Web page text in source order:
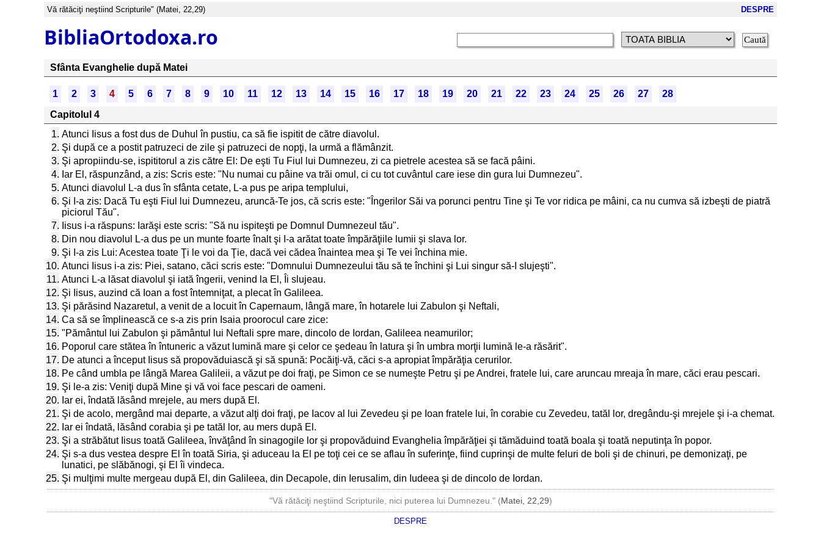
Vă rătăciţi neştiind Scripturile" (Matei, 22,29) DESPRE
BibliaOrtodoxa.ro
Sfânta Evanghelie după Matei
1 2 3 4 5 6 7 8 9 10 11 12 13 14 15 16 17 18 19 20 21 22 23 24 25 26 27
28
Capitolul 4
1. Atunci Iisus a fost dus de Duhul în pustiu, ca să fie ispitit de către diavolul.
2. Şi după ce a postit patruzeci de zile şi patruzeci de nopţi, la urmă a flămânzit.
3. Şi apropiindu-se, ispititorul a zis către El: De eşti Tu Fiul lui Dumnezeu, zi ca pietrele acestea să se facă pâini.
4. Iar El, răspunzând, a zis: Scris este: "Nu numai cu pâine va trăi omul, ci cu tot cuvântul care iese din gura lui Dumnezeu".
5. Atunci diavolul L-a dus în sfânta cetate, L-a pus pe aripa templului,
6. Şi I-a zis: Dacă Tu eşti Fiul lui Dumnezeu, aruncă-Te jos, că scris este: "Îngerilor Săi va porunci pentru Tine şi Te vor ridica pe mâini, ca nu cumva să izbeşti de piatră
piciorul Tău".
7. Iisus i-a răspuns: Iarăşi este scris: "Să nu ispiteşti pe Domnul Dumnezeul tău".
8. Din nou diavolul L-a dus pe un munte foarte înalt şi I-a arătat toate împărăţiile lumii şi slava lor.
9. Şi I-a zis Lui: Acestea toate Ţi le voi da Ţie, dacă vei cădea înaintea mea şi Te vei închina mie.
10. Atunci Iisus i-a zis: Piei, satano, căci scris este: "Domnului Dumnezeului tău să te închini şi Lui singur să-I slujeşti".
11. Atunci L-a lăsat diavolul şi iată îngerii, venind la El, Îi slujeau.
12. Şi Iisus, auzind că Ioan a fost întemniţat, a plecat în Galileea.
13. Şi părăsind Nazaretul, a venit de a locuit în Capernaum, lângă mare, în hotarele lui Zabulon şi Neftali,
14. Ca să se împlinească ce s-a zis prin Isaia proorocul care zice:
15. "Pământul lui Zabulon şi pământul lui Neftali spre mare, dincolo de Iordan, Galileea neamurilor;
16. Poporul care stătea în întuneric a văzut lumină mare şi celor ce şedeau în latura şi în umbra morţii lumină le-a răsărit".
17. De atunci a început Iisus să propovăduiască şi să spună: Pocăiţi-vă, căci s-a apropiat împărăţia cerurilor.
18. Pe când umbla pe lângă Marea Galileii, a văzut pe doi fraţi, pe Simon ce se numeşte Petru şi pe Andrei, fratele lui, care aruncau mreaja în mare, căci erau pescari.
19. Şi le-a zis: Veniţi după Mine şi vă voi face pescari de oameni.
20. Iar ei, îndată lăsând mrejele, au mers după El.
21. Şi de acolo, mergând mai departe, a văzut alţi doi fraţi, pe Iacov al lui Zevedeu şi pe Ioan fratele lui, în corabie cu Zevedeu, tatăl lor, dregându-şi mrejele şi i-a chemat.
22. Iar ei îndată, lăsând corabia şi pe tatăl lor, au mers după El.
23. Şi a străbătut Iisus toată Galileea, învăţând în sinagogile lor şi propovăduind Evanghelia împărăţiei şi tămăduind toată boala şi toată neputinţa în popor.
24. Şi s-a dus vestea despre El în toată Siria, şi aduceau la El pe toţi cei ce se aflau în suferinţe, fiind cuprinşi de multe feluri de boli şi de chinuri, pe demonizaţi, pe
lunatici, pe slăbănogi, şi El îi vindeca.
25. Şi mulţimi multe mergeau după El, din Galileea, din Decapole, din Ierusalim, din Iudeea şi de dincolo de Iordan.
"Vă rătăciţi neştiind Scripturile, nici puterea lui Dumnezeu." (Matei, 22,29)
DESPRE